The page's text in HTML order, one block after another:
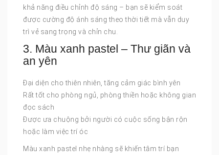
khả năng điều chỉnh độ sáng – bạn sẽ kiểm soát
được cường độ ánh sáng theo thời tiết mà vẫn duy
trì vẻ sang trọng và chỉn chu.
3. Màu xanh pastel – Thư giãn và
an yên
Đại diện cho thiên nhiên, tăng cảm giác bình yên
Rất tốt cho phòng ngủ, phòng thiền hoặc không gian
đọc sách
Được ưa chuộng bởi người có cuộc sống bận rộn
hoặc làm việc trí óc
Màu xanh pastel nhẹ nhàng sẽ khiến tâm trí bạn